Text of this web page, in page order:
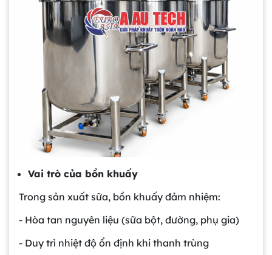
Vai trò của bồn khuấy
Trong sản xuất sữa, bồn khuấy đảm nhiệm:
- Hòa tan nguyên liệu (sữa bột, đường, phụ gia)
- Duy trì nhiệt độ ổn định khi thanh trùng